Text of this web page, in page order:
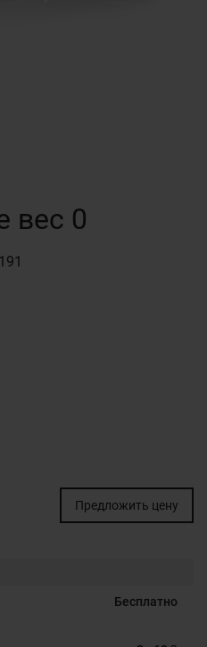
вес 0
Предложить цену
Бесплатно